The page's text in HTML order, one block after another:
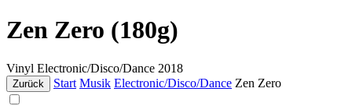
Zen Zero (180g)
Vinyl Electronic/Disco/Dance 2018
Zurück Start Musik Electronic/Disco/Dance Zen Zero